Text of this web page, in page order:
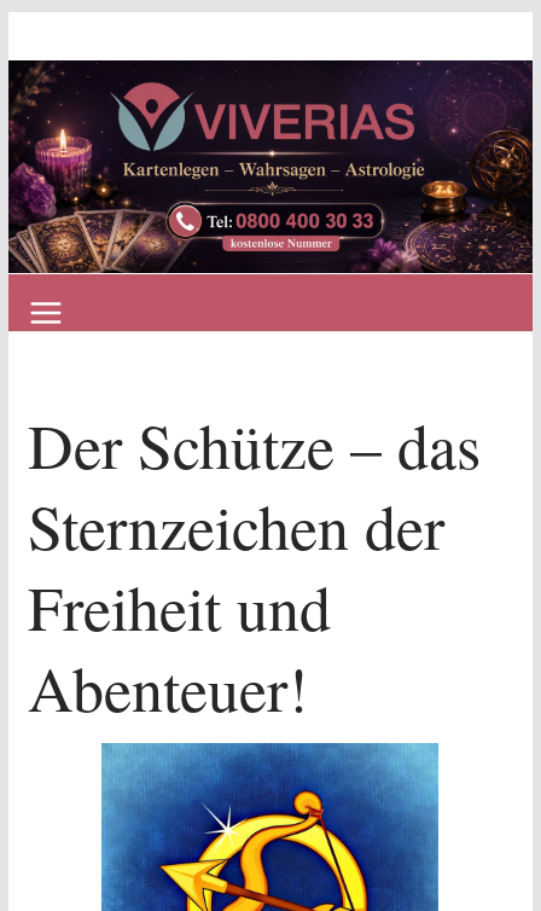
springen
Der Schütze – das
Sternzeichen der
Freiheit und
Abenteuer!